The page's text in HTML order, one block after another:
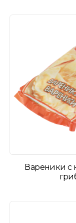
Вареники с